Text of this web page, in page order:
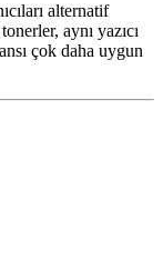
alternatif
aynı yazıcı
çok daha uygun